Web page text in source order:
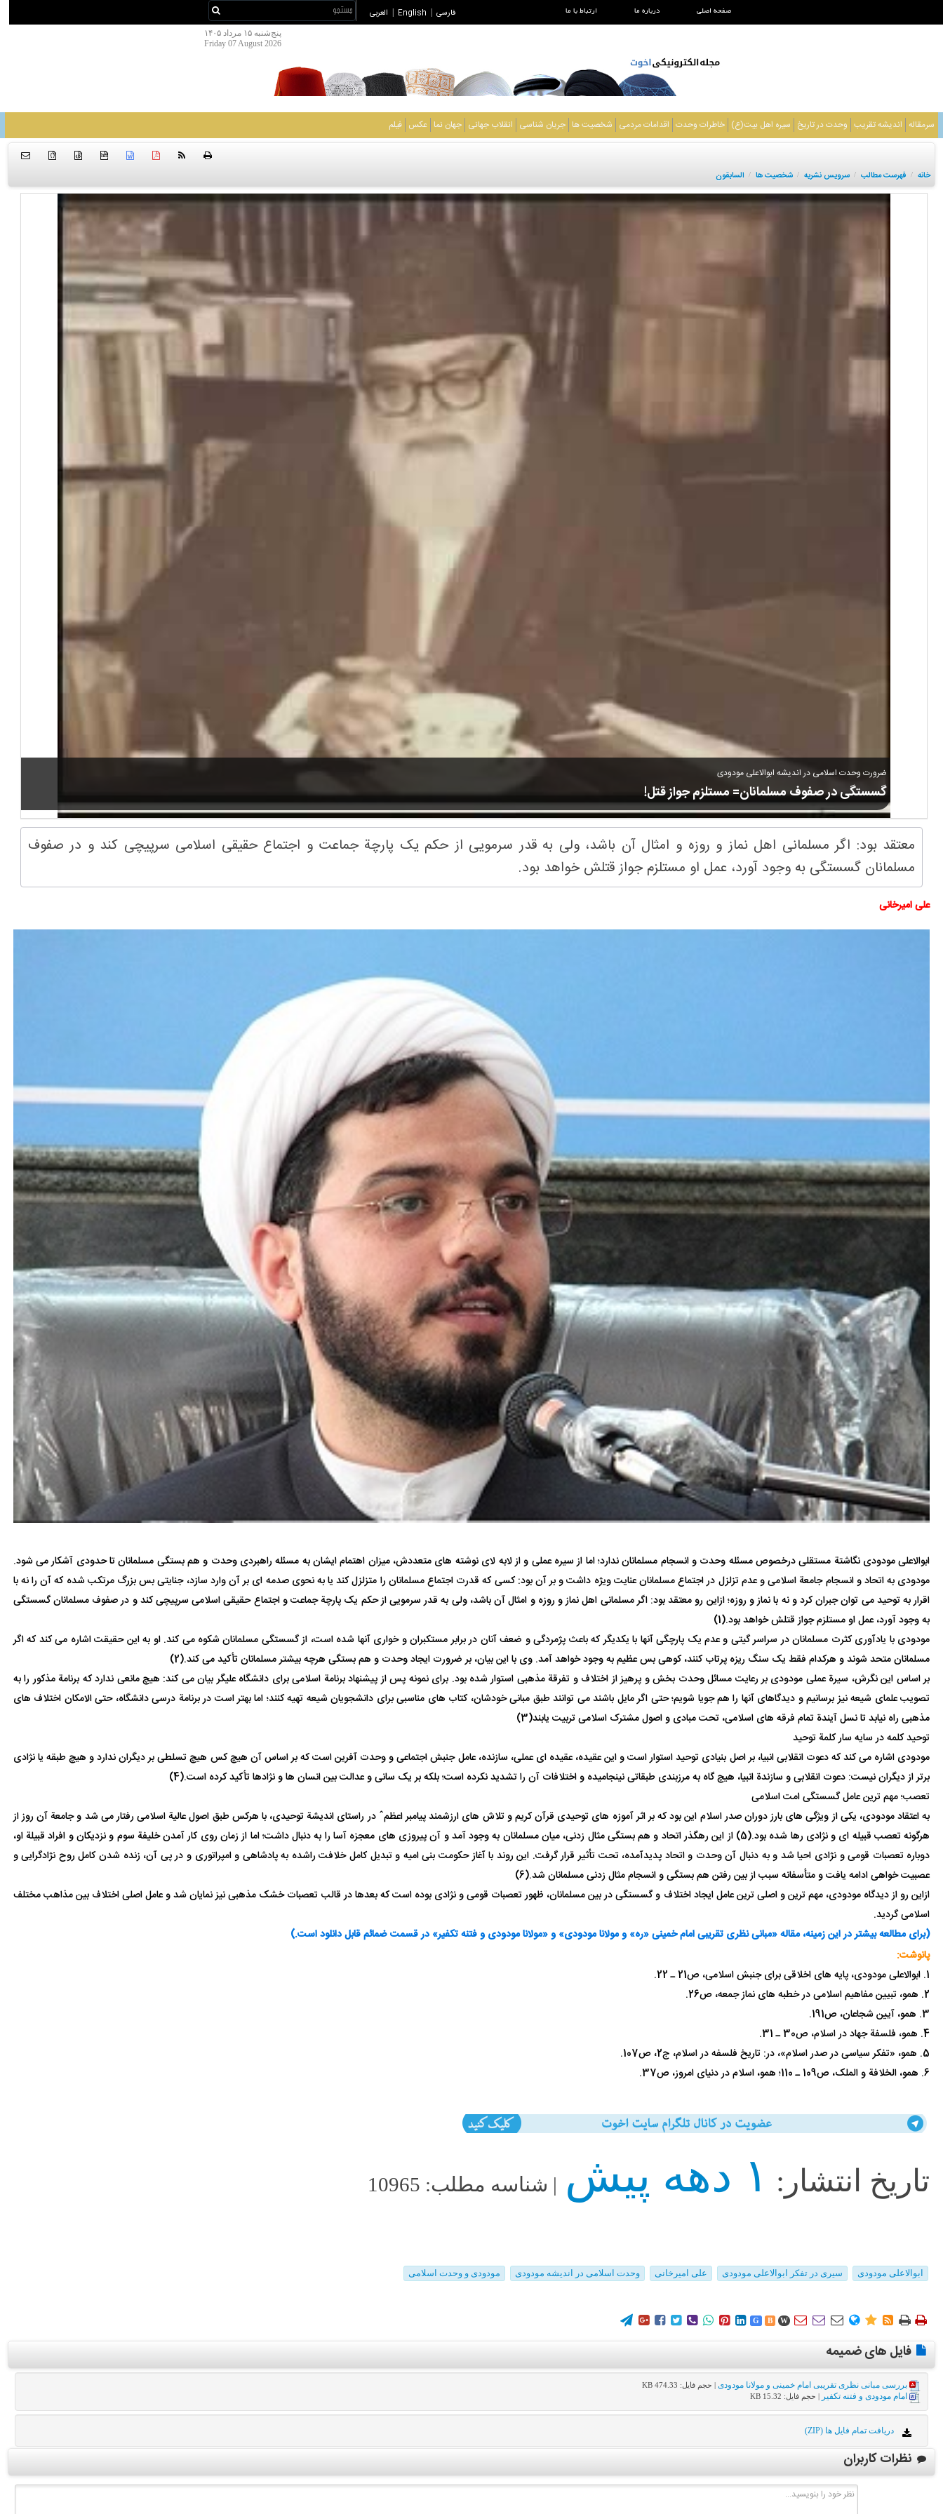
صفحه اصلی درباره ما ارتباط با ما فارسی English العربی
پنج‌شنبه ۱۵ مرداد ۱۴۰۵
Friday 07 August 2026
سرمقاله اندیشه تقریب وحدت در تاریخ سیره اهل بیت(ع) خاطرات وحدت اقدامات مردمی شخصیت ها جریان شناسی انقلاب جهانی جهان نما عکس فیلم
htm
{ }
خانه / فهرست مطالب / سرویس نشریه / شخصیت ها / السابقون
ضرورت وحدت اسلامی در اندیشه ابوالاعلی مودودی
گسستگی در صفوف مسلمانان= مستلزم جواز قتل!
معتقد بود: اگر مسلمانی اهل نماز و روزه و امثال آن باشد، ولی به قدر سرمویی از حکم یک پارچة جماعت و اجتماع حقیقی اسلامی سرپیچی کند و در صفوف
مسلمانان گسستگی به وجود آورد، عمل او مستلزم جواز قتلش خواهد بود.
علی امیرخانی
ابوالاعلی مودودی نگاشتة مستقلی درخصوص مسئله وحدت و انسجام مسلمانان ندارد؛ اما از سیره عملی و از لابه لای نوشته های متعددش، میزان اهتمام ایشان به مسئله راهبردی وحدت و هم بستگی مسلمانان تا حدودی آشکار می شود.
مودودی به اتحاد و انسجام جامعة اسلامی و عدم تزلزل در اجتماع مسلمانان عنایت ویژه داشت و بر آن بود: کسی که قدرت اجتماع مسلمانان را متزلزل کند یا به نحوی صدمه ای بر آن وارد سازد، جنایتی بس بزرگ مرتکب شده که آن را نه با
اقرار به توحید می توان جبران کرد و نه با نماز و روزه؛ ازاین رو معتقد بود: اگر مسلمانی اهل نماز و روزه و امثال آن باشد، ولی به قدر سرمویی از حکم یک پارچة جماعت و اجتماع حقیقی اسلامی سرپیچی کند و در صفوف مسلمانان گسستگی
به وجود آورد، عمل او مستلزم جواز قتلش خواهد بود.(1)
مودودی با یادآوری کثرت مسلمانان در سراسر گیتی و عدم یک پارچگی آنها با یکدیگر که باعث پژمردگی و ضعف آنان در برابر مستکبران و خواری آنها شده است، از گسستگی مسلمانان شکوه می کند. او به این حقیقت اشاره می کند که اگر
مسلمانان متحد شوند و هرکدام فقط یک سنگ ریزه پرتاب کنند، کوهی بس عظیم به وجود خواهد آمد. وی با این بیان، بر ضرورت ایجاد وحدت و هم بستگی هرچه بیشتر مسلمانان تأکید می کند.(2)
بر اساس این نگرش، سیرة عملی مودودی بر رعایت مسائل وحدت بخش و پرهیز از اختلاف و تفرقة مذهبی استوار شده بود. برای نمونه پس از پیشنهاد برنامة اسلامی برای دانشگاه علیگر بیان می کند: هیچ مانعی ندارد که برنامة مذکور را به
تصویب علمای شیعه نیز برسانیم و دیدگاهای آنها را هم جویا شویم؛ حتی اگر مایل باشند می توانند طبق مبانی خودشان، کتاب های مناسبی برای دانشجویان شیعه تهیه کنند؛ اما بهتر است در برنامة درسی دانشگاه، حتی الامکان اختلاف های
مذهبی راه نیابد تا نسل آیندة تمام فرقه های اسلامی، تحت مبادی و اصول مشترک اسلامی تربیت یابند(3)
توحید کلمه در سایه سار کلمة توحید
مودودی اشاره می کند که دعوت انقلابی انبیا، بر اصل بنیادی توحید استوار است و این عقیده، عقیده ای عملی، سازنده، عامل جنبش اجتماعی و وحدت آفرین است که بر اساس آن هیچ کس هیچ تسلطی بر دیگران ندارد و هیچ طبقه یا نژادی
برتر از دیگران نیست: دعوت انقلابی و سازندة انبیا، هیچ گاه به مرزبندی طبقاتی نینجامیده و اختلافات آن را تشدید نکرده است؛ بلکه بر یک سانی و عدالت بین انسان ها و نژادها تأکید کرده است.(4)
تعصب؛ مهم ترین عامل گسستگی امت اسلامی
به اعتقاد مودودی، یکی از ویژگی های بارز دوران صدر اسلام این بود که بر اثر آموزه های توحیدی قرآن کریم و تلاش های ارزشمند پیامبر اعظمˆ در راستای اندیشة توحیدی، با هرکس طبق اصول عالیة اسلامی رفتار می شد و جامعة آن روز از
هرگونه تعصب قبیله ای و نژادی رها شده بود.(5) از این رهگذر اتحاد و هم بستگی مثال زدنی، میان مسلمانان به وجود آمد و آن پیروزی های معجزه آسا را به دنبال داشت؛ اما از زمان روی کار آمدن خلیفة سوم و نزدیکان و افراد قبیلة او،
دوباره تعصبات قومی و نژادی احیا شد و به دنبال آن وحدت و اتحاد پدیدآمده، تحت تأثیر قرار گرفت. این روند با آغاز حکومت بنی امیه و تبدیل کامل خلافت راشده به پادشاهی و امپراتوری و در پی آن، زنده شدن کامل روح نژادگرایی و
عصبیت خواهی ادامه یافت و متأسفانه سبب از بین رفتن هم بستگی و انسجام مثال زدنی مسلمانان شد.(6)
ازاین رو از دیدگاه مودودی، مهم ترین و اصلی ترین عامل ایجاد اختلاف و گسستگی در بین مسلمانان، ظهور تعصبات قومی و نژادی بوده است که بعدها در قالب تعصبات خشک مذهبی نیز نمایان شد و عامل اصلی اختلاف بین مذاهب مختلف
اسلامی گردید.
(برای مطالعه بیشتر در این زمینه، مقاله «مبانی نظری تقریبی امام خمینی «ره» و مولانا مودودی» و «مولانا مودودی و فتنه تکفیر» در قسمت ضمائم قابل دانلود است.)
پانوشت:
1. ابوالاعلی مودودی، پایه های اخلاقی برای جنبش اسلامی، ص21 ـ 22.
2. همو، تبیین مفاهیم اسلامی در خطبه های نماز جمعه، ص26.
3. همو، آیین شجاعان، ص191.
4. همو، فلسفة جهاد در اسلام، ص30 ـ 31.
5. همو، «تفکر سیاسی در صدر اسلام»، در: تاریخ فلسفه در اسلام، ج2، ص107.
6. همو، الخلافة و الملک، ص109 ـ 110؛ همو، اسلام در دنیای امروز، ص37.
تاریخ انتشار: ۱ دهه پیش | شناسه مطلب: 10965
ابوالاعلی مودودی سیری در تفکر ابوالاعلی مودودی علی امیرخانی وحدت اسلامی در اندیشه مودودی مودودی و وحدت اسلامی
        G B W        
فایل های ضمیمه
بررسی مبانی نظری تقریبی امام خمینی و مولانا مودودی | حجم فایل: 474.33 KB
امام مودودی و فتنه تکفیر | حجم فایل: 15.32 KB
دریافت تمام فایل ها (ZIP)
نظرات کاربران